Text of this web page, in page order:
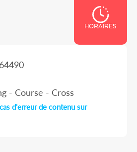
HORAIRES
- Course - Cross
d'erreur de contenu sur